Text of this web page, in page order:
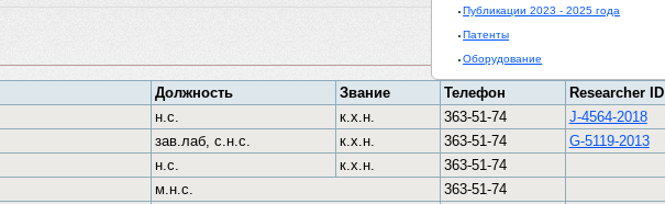
Публикации 2023 - 2025 года
Патенты
Оборудование
Должность Звание Телефон
Researcher ID
н.с. к.х.н. 363-51-74
J-4564-2018
зав.лаб, с.н.с. к.х.н. 363-51-74
G-5119-2013
н.с. к.х.н.
363-51-74
м.н.с.
363-51-74